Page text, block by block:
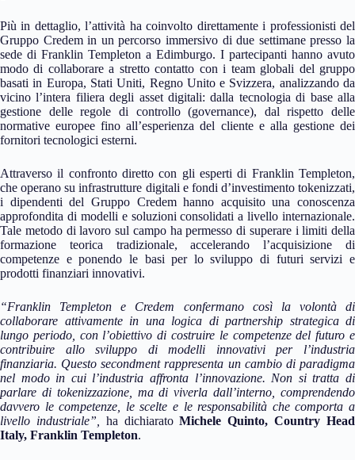
Più in dettaglio, l’attività ha coinvolto direttamente i professionisti del
Gruppo Credem in un percorso immersivo di due settimane presso la
sede di Franklin Templeton a Edimburgo. I partecipanti hanno avuto
modo di collaborare a stretto contatto con i team globali del gruppo
basati in Europa, Stati Uniti, Regno Unito e Svizzera, analizzando da
vicino l’intera filiera degli asset digitali: dalla tecnologia di base alla
gestione delle regole di controllo (governance), dal rispetto delle
normative europee fino all’esperienza del cliente e alla gestione dei
fornitori tecnologici esterni.
Attraverso il confronto diretto con gli esperti di Franklin Templeton,
che operano su infrastrutture digitali e fondi d’investimento tokenizzati,
i dipendenti del Gruppo Credem hanno acquisito una conoscenza
approfondita di modelli e soluzioni consolidati a livello internazionale.
Tale metodo di lavoro sul campo ha permesso di superare i limiti della
formazione teorica tradizionale, accelerando l’acquisizione di
competenze e ponendo le basi per lo sviluppo di futuri servizi e
prodotti finanziari innovativi.
“Franklin Templeton e Credem confermano così la volontà di
collaborare attivamente in una logica di partnership strategica di
lungo periodo, con l’obiettivo di costruire le competenze del futuro e
contribuire allo sviluppo di modelli innovativi per l’industria
finanziaria. Questo secondment rappresenta un cambio di paradigma
nel modo in cui l’industria affronta l’innovazione. Non si tratta di
parlare di tokenizzazione, ma di viverla dall’interno, comprendendo
davvero le competenze, le scelte e le responsabilità che comporta a
livello industriale”,
ha dichiaratoMichele Quinto, Country Head
Italy, Franklin Templeton.